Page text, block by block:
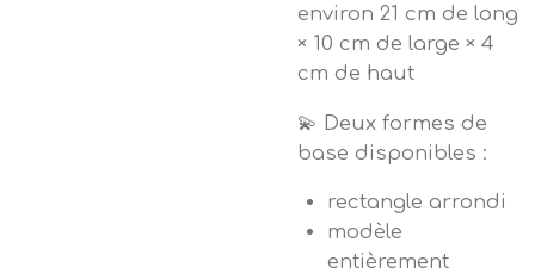
environ 21 cm de long
× 10 cm de large × 4
cm de haut
💫​ Deux formes de
base disponibles :
rectangle arrondi
modèle
entièrement